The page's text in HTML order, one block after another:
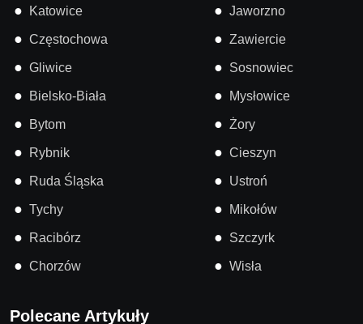
● Katowice
● Częstochowa
● Gliwice
● Bielsko-Biała
● Bytom
● Rybnik
● Ruda Śląska
● Tychy
● Racibórz
● Chorzów
● Jaworzno
● Zawiercie
● Sosnowiec
● Mysłowice
● Żory
● Cieszyn
● Ustroń
● Mikołów
● Szczyrk
● Wisła
Polecane Artykuły